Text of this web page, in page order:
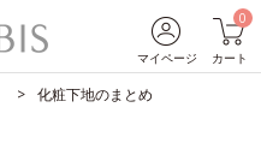
マイページ
0
カート
化粧下地のまとめ